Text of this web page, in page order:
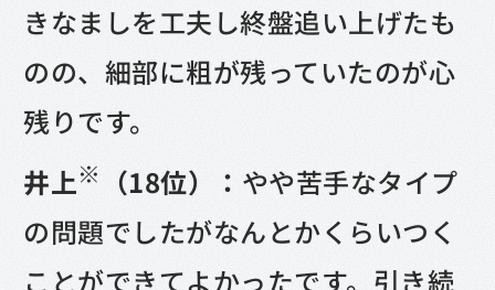
きなましを工夫し終盤追い上げたも
のの、細部に粗が残っていたのが心
残りです。
井上※ （18位）： やや苦手なタイプ
の問題でしたがなんとかくらいつく
ことができてよかったです。引き続